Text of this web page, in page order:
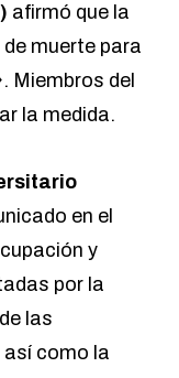
afirmó que la
muerte para
Miembros del
la medida.
en el
y
por la
las
como la